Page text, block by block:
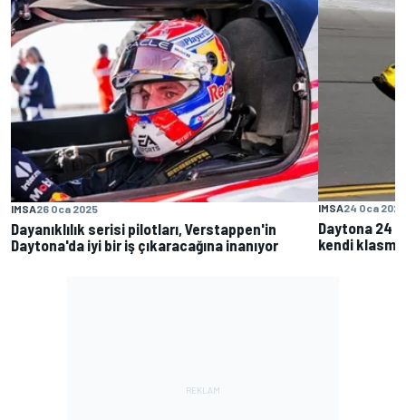
IMSA26 Oca 2025
Dayanıklılık serisi pilotları, Verstappen'in
Daytona'da iyi bir iş çıkaracağına inanıyor
IMSA24 Oca 2025
Daytona 24
kendi